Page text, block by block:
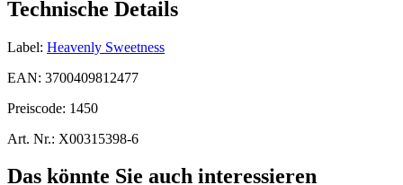
Technische Details
Label: Heavenly Sweetness
EAN: 3700409812477
Preiscode: 1450
Art. Nr.: X00315398-6
Das könnte Sie auch interessieren